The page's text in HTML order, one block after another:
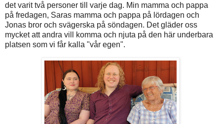
det varit två personer till varje dag. Min mamma och pappa
på fredagen, Saras mamma och pappa på lördagen och
Jonas bror och svägerska på söndagen. Det gläder oss
mycket att andra vill komma och njuta på den här underbara
platsen som vi får kalla "vår egen".